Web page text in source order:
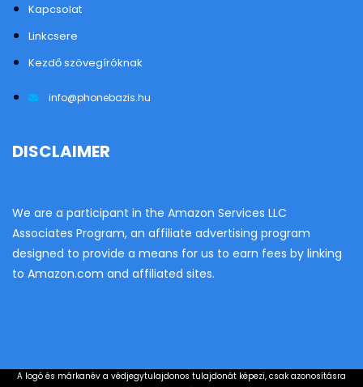
Kapcsolat
Linkcsere
Kezdő szövegíróknak
info@phonebazis.hu
DISCLAIMER
We are a participant in the Amazon Services LLC
Associates Program, an affiliate advertising program
designed to provide a means for us to earn fees by linking
to Amazon.com and affiliated sites.
A logó és márkanév a védjegytulajdonos tulajdonát képezi, csak azonosításra